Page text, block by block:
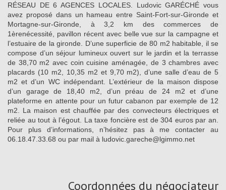
RÉSEAU DE 6 AGENCES LOCALES. Ludovic GARÉCHÉ vous
avez proposé dans un hameau entre Saint-Fort-sur-Gironde et
Mortagne-sur-Gironde, à 3,2 km des commerces de
1èrenécessité, pavillon récent avec belle vue sur la campagne et
l’estuaire de la gironde. D’une superficie de 80 m2 habitable, il se
compose d’un séjour lumineux ouvert sur le jardin et la terrasse
de 38,70 m2 avec coin cuisine aménagée, de 3 chambres avec
placards (10 m2, 10,35 m2 et 9,70 m2), d’une salle d’eau de 5
m2 et d’un WC indépendant. L’extérieur de la maison dispose
d’un garage de 18,40 m2, d’un préau de 24 m2 et d’une
plateforme en attente pour un futur cabanon par exemple de 12
m2. La maison est chauffée par des convecteurs électriques et
reliée au tout à l’égout. La taxe foncière est de 304 euros par an.
Pour plus d’informations, n’hésitez pas à me contacter au
06.18.47.33.68 ou par mail à ludovic.gareche@lgimmo.net
Coordonnées du négociateur